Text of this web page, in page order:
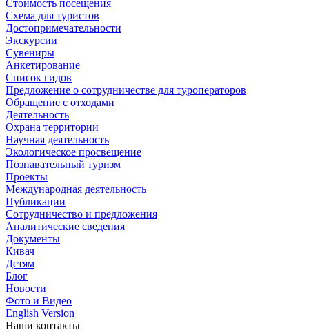
Стоимость посещения
Схема для туристов
Достопримечательности
Экскурсии
Сувениры
Анкетирование
Список гидов
Предложение о сотрудничестве для туроператоров
Обращение с отходами
Деятельность
Охрана территории
Научная деятельность
Экологическое просвещение
Познавательный туризм
Проекты
Международная деятельность
Публикации
Сотрудничество и предложения
Аналитические сведения
Документы
Кивач
Детям
Блог
Новости
Фото и Видео
English Version
Наши контакты